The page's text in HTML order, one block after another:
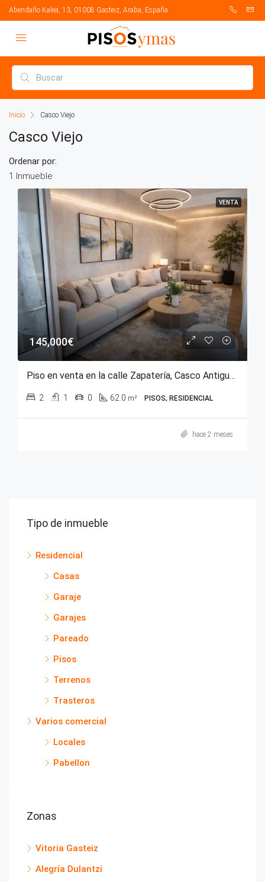
Abendaño Kalea, 13, 01008 Gasteiz, Araba, España
Inicio Casco Viejo
Casco Viejo
1 Inmueble
Ordenar por:
VENTA
145,000€
Piso en venta en la calle Zapatería, Casco Antiguo de Vitoria-Gasteiz
2 1 0 62.0 m² PISOS, RESIDENCIAL
hace 2 meses
Tipo de inmueble
Residencial
Casas
Garaje
Garajes
Pareado
Pisos
Terrenos
Trasteros
Varios comercial
Locales
Pabellon
Zonas
Vitoria Gasteiz
Alegría Dulantzi